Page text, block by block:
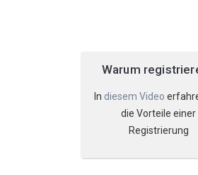
Warum
In diesem Video
die Vorteile einer
Registrierung